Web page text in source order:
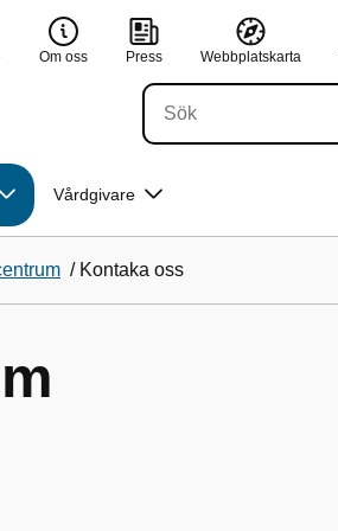
Om oss Press Webbplatskarta
Vårdgivare
/ Kontaka oss